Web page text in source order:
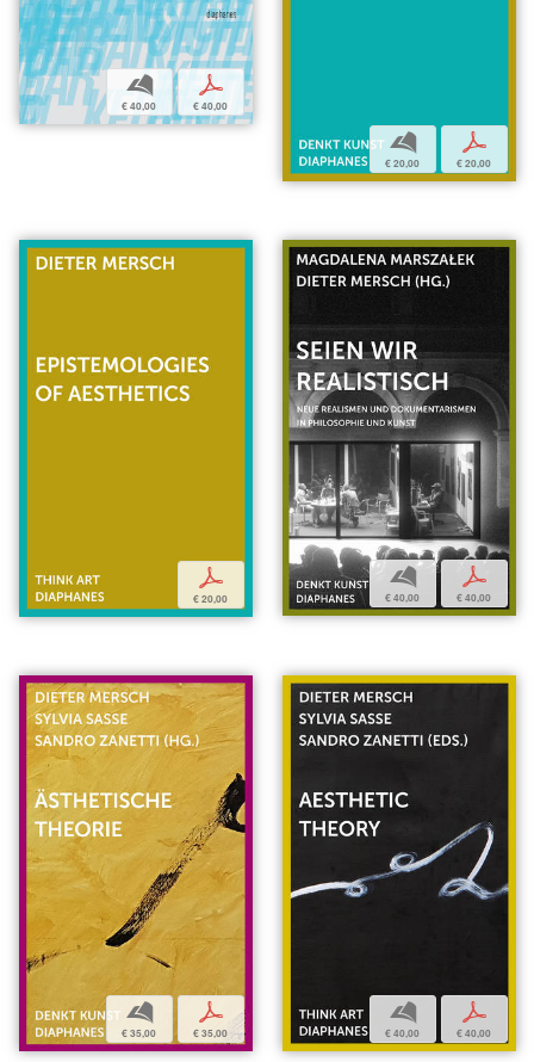
b
€ 40,00
p
€ 40,00
b
€ 20,00
p
€ 20,00
p
€ 20,00
b
€ 40,00
p
€ 40,00
b
€ 35,00
p
€ 35,00
b
€ 40,00
p
€ 40,00